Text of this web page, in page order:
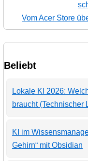
Vom Acer Store
Beliebt
Lokale KI 2026:
braucht (Technischer
KI im
Gehirn“ mit Obsidian